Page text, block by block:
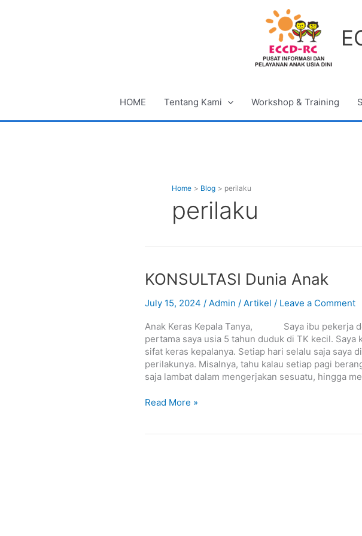
HOME Tentang Kami Workshop & Training
Home Blog perilaku
perilaku
KONSULTASI Dunia Anak
July 15, 2024 / Admin / Artikel / Leave a Comment
Anak Keras Kepala Tanya, Saya ibu pekerja
pertama saya usia 5 tahun duduk di TK kecil. Saya
sifat keras kepalanya. Setiap hari selalu saja saya
perilakunya. Misalnya, tahu kalau setiap pagi
saja lambat dalam mengerjakan sesuatu, hingga
KONSULTASI
Dunia
Anak
Read More »